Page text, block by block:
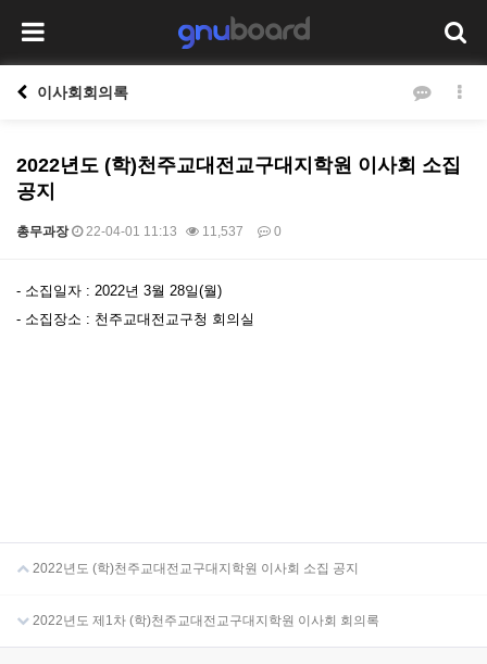
이사회회의록
2022년도 (학)천주교대전교구대지학원 이사회 소집
공지
총무과장 22-04-01 11:13 11,537 0
본문
- 소집일자 : 2022년 3월 28일(월)
- 소집장소 : 천주교대전교구청 회의실
2022년도 (학)천주교대전교구대지학원 이사회 소집 공지
2022년도 제1차 (학)천주교대전교구대지학원 이사회 회의록